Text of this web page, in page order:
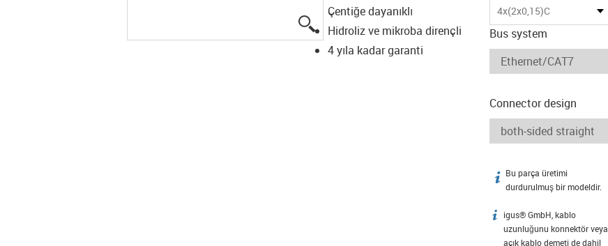
igus-icon-lupe
Çentiğe dayanıklı
Hidroliz ve mikroba dirençli
4 yıla kadar garanti
4x(2x0,15)C
Bus system
Connector design
igus-icon-info
Bu parça üretimi
durdurulmuş bir modeldir.
igus-icon-info
igus® GmbH, kablo
uzunluğunu konnektör veya
açık kablo demeti de dahil